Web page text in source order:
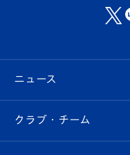
ニュース
すべて
クラブ・チーム